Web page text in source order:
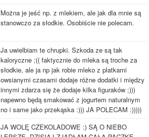
Można je jeść np. z mlekiem, ale jak dla mnie są
stanowczo za słodkie. Osobiście nie polecam.
Ja uwielbiam te chrupki. Szkoda ze są tak
kaloryczne ;(( faktycznie do mleka są troche za
słodkie, ale ja np jak robie mleko z platkami
owsianymi czasami dodaje różne dodatki i między
innymi zdarza się że dodaje kilka figuraków ;)))
napewno będą smakować z jogurtem naturalnym
no i same jako przekąska :))) JA POLECAM :)))))
JA WOLĘ CZEKOLADOWE :) SĄ O NIEBO